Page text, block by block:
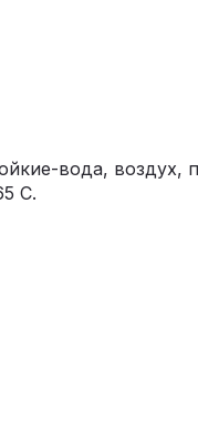
вода, воздух,
С.